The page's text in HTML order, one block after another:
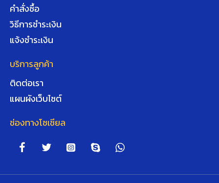
คำสั่งซื้อ
วิธีการชำระเงิน
แจ้งชำระเงิน
บริการลูกค้า
ติดต่อเรา
แผนผังเว็บไซต์
ช่องทางโซเชียล